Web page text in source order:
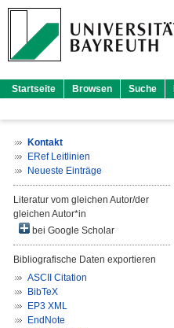
Startseite Browsen Suche
Kontakt
ERef Leitlinien
Neueste Einträge
Literatur vom gleichen Autor/der
gleichen Autor*in
bei Google Scholar
Bibliografische Daten exportieren
ASCII Citation
BibTeX
EP3 XML
EndNote